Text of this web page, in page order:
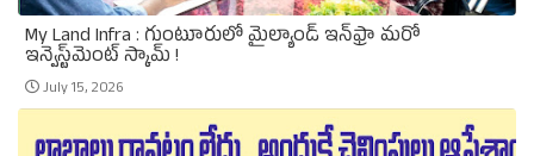
My Land Infra : గుంటూరులో మైల్యాండ్ ఇన్‌ఫ్రా మరో
ఇన్వెస్ట్‌మెంట్ స్కామ్ !
July 15, 2026